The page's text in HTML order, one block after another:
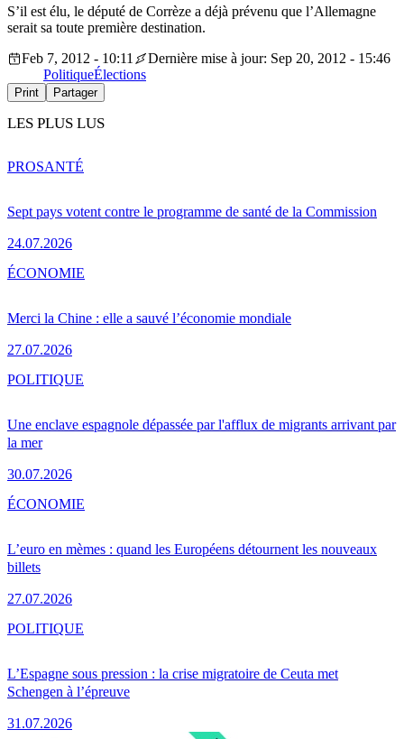
S’il est élu, le député de Corrèze a déjà prévenu que l’Allemagne
serait sa toute première destination.
Feb 7, 2012 - 10:11
Dernière mise à jour: Sep 20, 2012 - 15:46
PolitiqueÉlections
Print Partager
LES PLUS LUS
Sept pays votent contre le programme de santé de la Commission
24.07.2026
PROSANTÉ
Merci la Chine : elle a sauvé l’économie mondiale
27.07.2026
ÉCONOMIE
Une enclave espagnole dépassée par l'afflux de migrants arrivant par
la mer
30.07.2026
POLITIQUE
L’euro en mèmes : quand les Européens détournent les nouveaux
billets
27.07.2026
ÉCONOMIE
L’Espagne sous pression : la crise migratoire de Ceuta met
Schengen à l’épreuve
31.07.2026
POLITIQUE